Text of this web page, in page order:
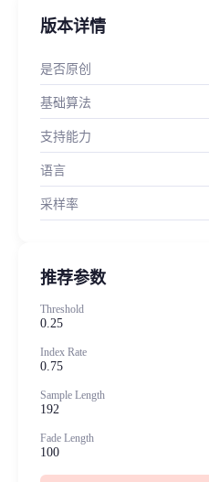
版本详情
是否原创
基础算法
支持能力
语言
采样率
推荐参数
Threshold
0.25
Index Rate
0.75
Sample Length
192
Fade Length
100